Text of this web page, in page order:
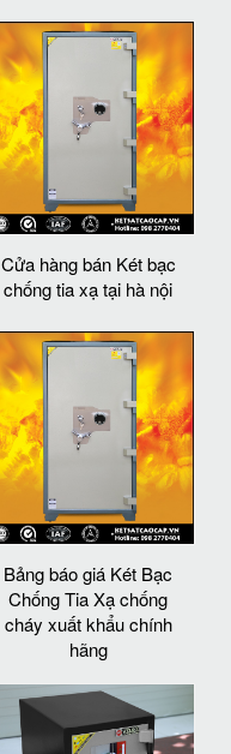
Cửa hàng bán Két bạc
chống tia xạ tại hà nội
Bảng báo giá Két Bạc
Chống Tia Xạ chống
cháy xuất khẩu chính
hãng